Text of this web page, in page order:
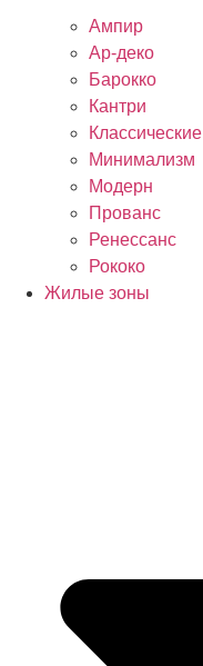
Ампир
Ар-деко
Барокко
Кантри
Классические
Минимализм
Модерн
Прованс
Ренессанс
Рококо
Жилые зоны